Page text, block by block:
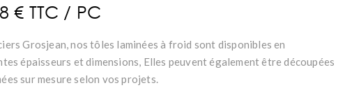
€ TTC / PC
Grosjean, nos tôles laminées à froid sont disponibles en
épaisseurs et dimensions, Elles peuvent également être découpées
sur mesure selon vos projets.